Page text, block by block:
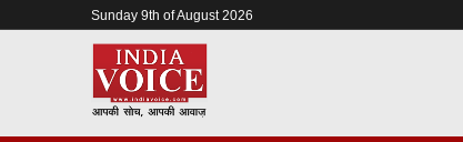
Sunday 9th of August 2026